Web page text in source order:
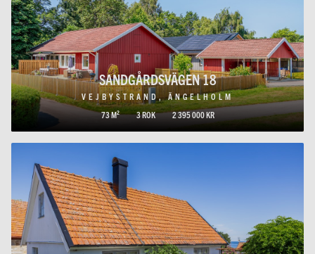
SANDGÅRDSVÄGEN 18
VEJBYSTRAND, ÄNGELHOLM
73 M²
3 ROK 2 395 000 KR